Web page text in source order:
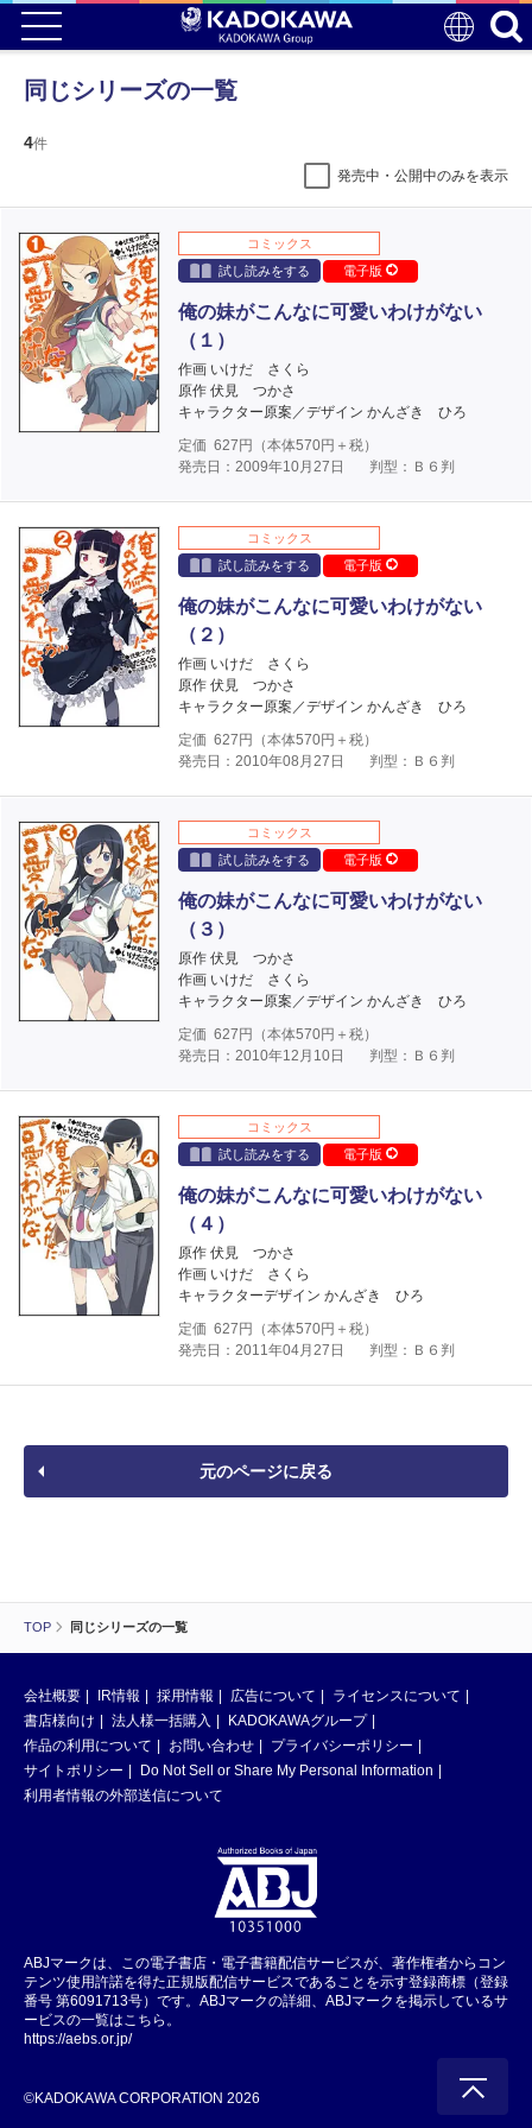
TOP 同じシリーズの一覧
同じシリーズの一覧
4件
発売中・公開中のみを表示
コミックス
試し読みをする
電子版
俺の妹がこんなに可愛いわけがない
（１）
作画 いけだ さくら
原作 伏見 つかさ
キャラクター原案／デザイン かんざき ひろ
定価 627 円（本体570円＋税）
発売日：2009年10月27日
判型：Ｂ６判
コミックス
試し読みをする
電子版
俺の妹がこんなに可愛いわけがない
（２）
作画 いけだ さくら
原作 伏見 つかさ
キャラクター原案／デザイン かんざき ひろ
定価 627 円（本体570円＋税）
発売日：2010年08月27日
判型：Ｂ６判
コミックス
試し読みをする
電子版
俺の妹がこんなに可愛いわけがない
（３）
原作 伏見 つかさ
作画 いけだ さくら
キャラクター原案／デザイン かんざき ひろ
定価 627 円（本体570円＋税）
発売日：2010年12月10日
判型：Ｂ６判
コミックス
試し読みをする
電子版
俺の妹がこんなに可愛いわけがない
（４）
原作 伏見 つかさ
作画 いけだ さくら
キャラクターデザイン かんざき ひろ
定価 627 円（本体570円＋税）
発売日：2011年04月27日
判型：Ｂ６判
元のページに戻る
会社概要 IR情報 採用情報 広告について
ライセンスについて
書店様向け
法人様一括購入
KADOKAWAグループ
作品の利用について
お問い合わせ
プライバシーポリシー
サイトポリシー
Do Not Sell or Share My Personal Information
利用者情報の外部送信について
ABJマークは、この電子書店・電子書籍配信サービスが、著作権者からコン
テンツ使用許諾を得た正規版配信サービスであることを示す登録商標（登録
番号 第6091713号）です。ABJマークの詳細、ABJマークを掲示しているサ
ービスの一覧はこちら。
https://aebs.or.jp/
©KADOKAWA CORPORATION 2026